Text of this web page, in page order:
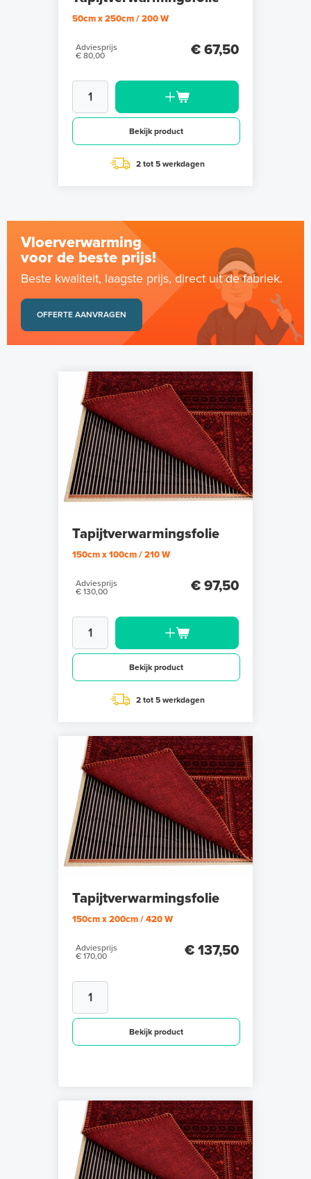
50cm x 250cm / 200 W
Adviesprijs
€ 80,00
€ 67,50
Bekijk product
2 tot 5 werkdagen
Vloerverwarming
voor de beste prijs!
Beste kwaliteit, laagste prijs, direct uit de fabriek.
OFFERTE AANVRAGEN
Tapijtverwarmingsfolie
150cm x 100cm / 210 W
Adviesprijs
€ 130,00
€ 97,50
Bekijk product
2 tot 5 werkdagen
Tapijtverwarmingsfolie
150cm x 200cm / 420 W
Adviesprijs
€ 170,00
€ 137,50
Bekijk product